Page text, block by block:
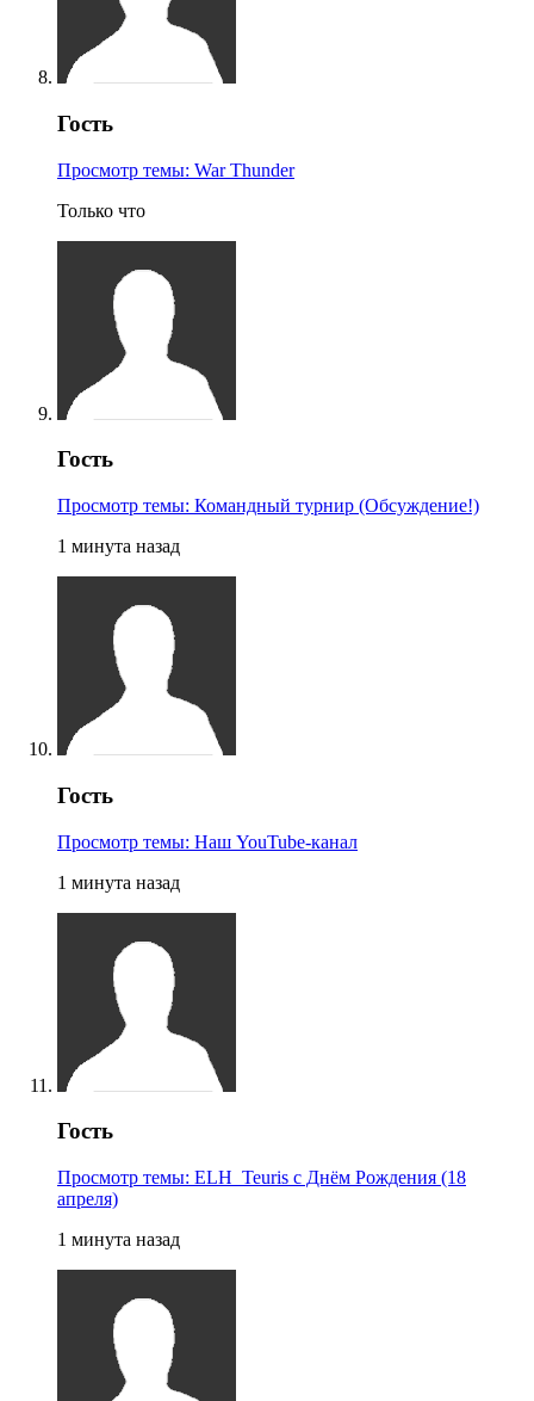
Гость
Просмотр темы: War Thunder
Только что
Гость
Просмотр темы: Командный турнир (Обсуждение!)
1 минута назад
Гость
Просмотр темы: Наш YouTube-канал
1 минута назад
Гость
Просмотр темы: ELH_Teuris с Днём Рождения (18
апреля)
1 минута назад